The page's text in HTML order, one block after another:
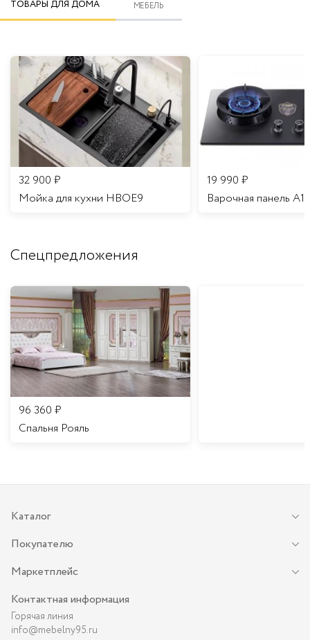
ТОВАРЫ ДЛЯ ДОМА МЕБЕЛЬ
32 900 ₽
Мойка для кухни HBOE9
19 990 ₽
Варочная панель A16
Спецпредложения
96 360 ₽
Спальня Рояль
Каталог
Покупателю
Маркетплейс
Контактная информация
Горячая линия
info@mebelny95.ru